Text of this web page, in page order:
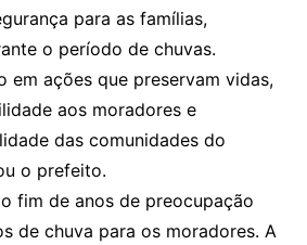
para as famílias,
o período de chuvas.
em ações que preservam vidas,
aos moradores e
das comunidades do
o prefeito.
fim de anos de preocupação
de chuva para os moradores. A